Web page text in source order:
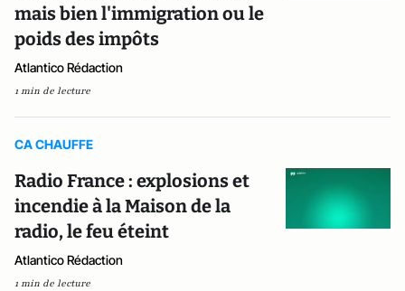
mais bien l'immigration ou le
poids des impôts
Atlantico Rédaction
1 min de lecture
CA CHAUFFE
Radio France : explosions et
incendie à la Maison de la
radio, le feu éteint
Atlantico Rédaction
1 min de lecture